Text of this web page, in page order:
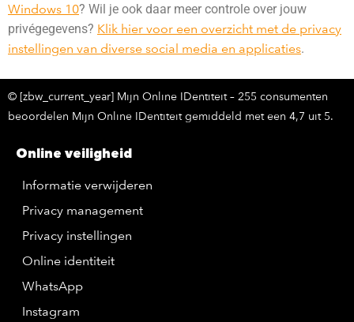
Windows 10? Wil je ook daar meer controle over jouw
privégegevens? Klik hier voor een overzicht met de privacy
instellingen van diverse social media en applicaties.
© [zbw_current_year] Mijn Online IDentiteit – 255 consumenten
beoordelen Mijn Online IDentiteit gemiddeld met een 4,7 uit 5.
Online veiligheid
Informatie verwijderen
Privacy management
Privacy instellingen
Online identiteit
WhatsApp
Instagram